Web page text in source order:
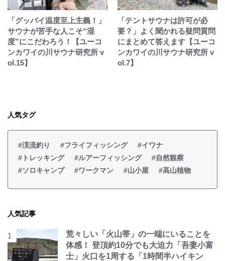
「グッバイ温度至上主義！」
サウナが苦手な人こそ“湿
度”にこだわろう！【ユーコ
ンカワイの川サウナ研究所 v
ol.15】
「テントサウナは許可が必
要？」よく聞かれる疑問質問
にまとめて答えます【ユーコ
ンカワイの川サウナ研究所 v
ol.7】
人気タグ
#渓流釣り #フライフィッシング
#イワナ
#トレッキング
#ルアーフィッシング
#自然観察
#ソロキャンプ
#ワークマン #山小屋 #高山植物
人気記事
荒々しい「火山帯」の一端にいることを
体感！ 登頂約10分でも大迫力「吾妻小富
士」火口を1周する「1時間半ハイキン